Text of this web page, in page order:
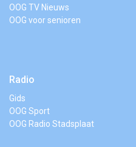
OOG TV Nieuws
OOG voor senioren
Radio
Gids
OOG Sport
OOG Radio Stadsplaat